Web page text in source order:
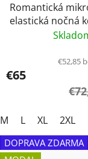
Romantická
elastická nočná
gombíkmi s
€52,85
€65
M L XL 2XL
DOPRAVA ZDARMA